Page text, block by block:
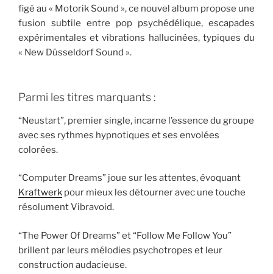
figé au « Motorik Sound », ce nouvel album propose une
fusion subtile entre pop psychédélique, escapades
expérimentales et vibrations hallucinées, typiques du
« New Düsseldorf Sound ».
Parmi les titres marquants :
“Neustart”, premier single, incarne l’essence du groupe
avec ses rythmes hypnotiques et ses envolées
colorées.
“Computer Dreams” joue sur les attentes, évoquant
Kraftwerk pour mieux les détourner avec une touche
résolument Vibravoid.
“The Power Of Dreams” et “Follow Me Follow You”
brillent par leurs mélodies psychotropes et leur
construction audacieuse.